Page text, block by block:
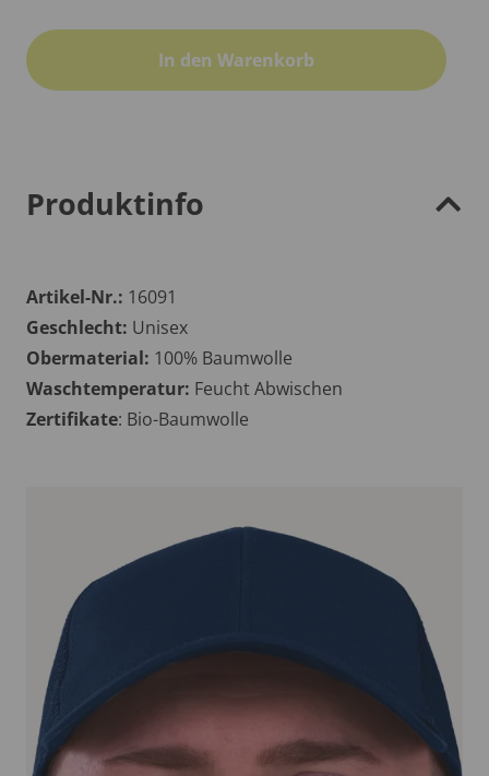
In den Warenkorb
Produktinfo
Artikel-Nr.: 16091
Geschlecht: Unisex
Obermaterial: 100% Baumwolle
Waschtemperatur: Feucht Abwischen
Zertifikate: Bio-Baumwolle